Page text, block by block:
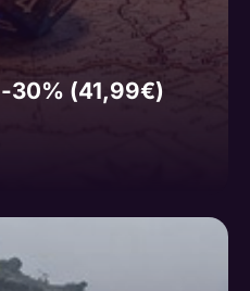
-30% (41,99€)